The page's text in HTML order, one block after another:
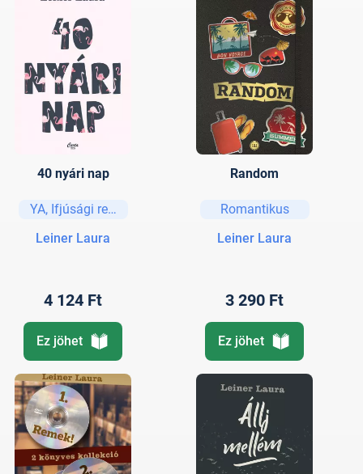
40 nyári nap
YA, Ifjúsági regények és elbeszélések
Leiner Laura
4 124 Ft
Ez jöhet
Random
Romantikus
Leiner Laura
3 290 Ft
Ez jöhet